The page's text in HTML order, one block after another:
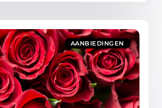
AANBIEDINGEN